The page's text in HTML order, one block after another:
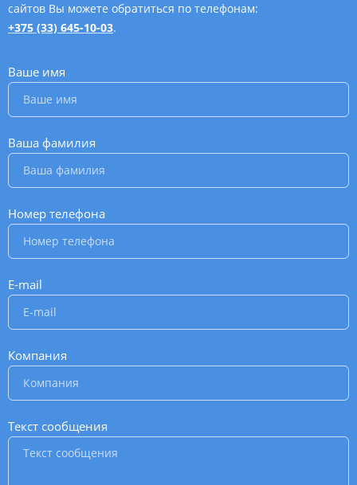
сайтов Вы можете обратиться по телефонам:
+375 (33) 645-10-03.
Ваше имя
Ваша фамилия
Номер телефона
E-mail
Компания
Текст сообщения